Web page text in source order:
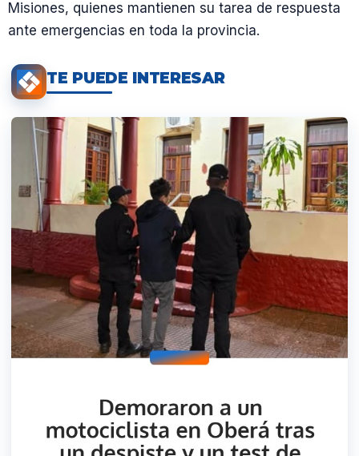
Misiones, quienes mantienen su tarea de respuesta
ante emergencias en toda la provincia.
TE PUEDE INTERESAR